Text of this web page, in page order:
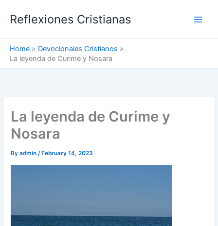
Reflexiones Cristianas
Home
Devocionales Cristianos
La leyenda de Curime y Nosara
La leyenda de Curime y
Nosara
Byadmin/ February 14, 2023